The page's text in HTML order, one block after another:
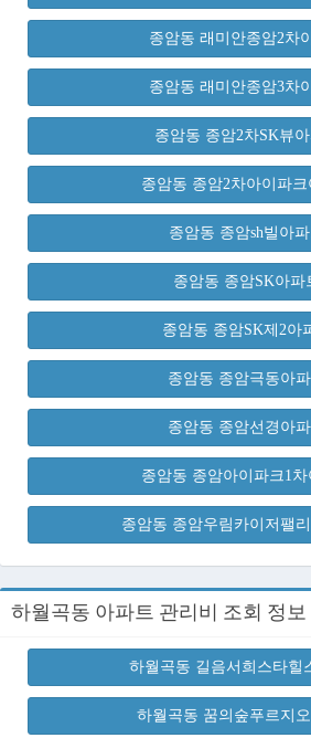
종암동 래미안종암2차
종암동 래미안종암3차
종암동 종암2차SK뷰
종암동 종암2차아이파크
종암동 종암sh빌아
종암동 종암SK아파
종암동 종암SK제2아
종암동 종암극동아
종암동 종암선경아
종암동 종암아이파크1차
종암동 종암우림카이저팰
하월곡동 아파트 관리비 조회 정보
하월곡동 길음서희스타힐
하월곡동 꿈의숲푸르지